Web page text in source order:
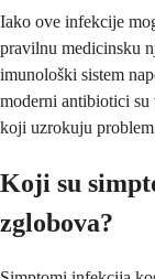
Iako ove infekcije
pravilnu medicinsku
imunološki sistem
moderni antibiotici
koji uzrokuju
Koji su
zglobova?